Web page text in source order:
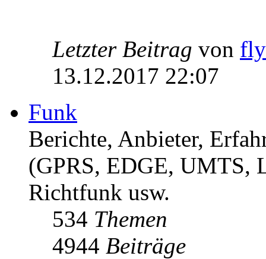
Letzter Beitrag von
13.12.2017 22:07
Funk
Berichte, Anbieter,
(GPRS, EDGE,
Richtfunk usw.
534 Themen
4944 Beiträge